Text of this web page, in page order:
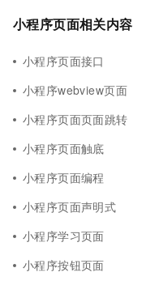
小程序页面相关内容
小程序页面接口
小程序webview页面
小程序页面页面跳转
小程序页面触底
小程序页面编程
小程序页面声明式
小程序学习页面
小程序按钮页面